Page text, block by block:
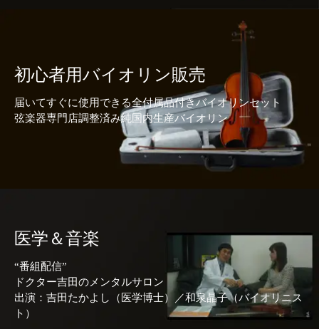
初心者用バイオリン販売
届いてすぐに使用できる全付属品付きバイオリンセット
弦楽器専門店調整済み純国内生産バイオリン
医学＆音楽
“番組配信”
ドクター吉田のメンタルサロン
出演：吉田たかよし（医学博士）／和泉晶子（バイオリニス
ト）